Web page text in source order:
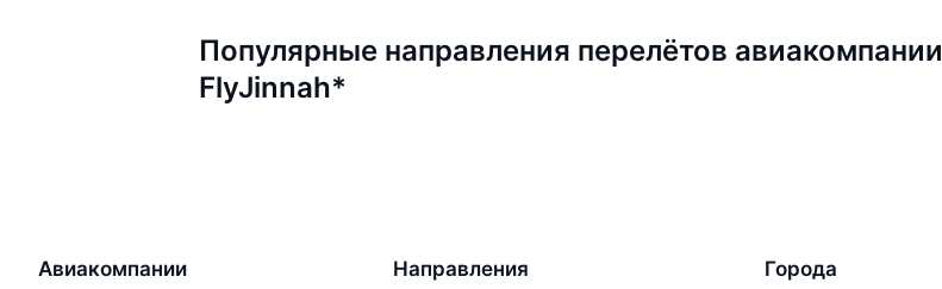
Популярные направления перелётов авиакомпании
FlyJinnah*
Авиакомпании Направления Города